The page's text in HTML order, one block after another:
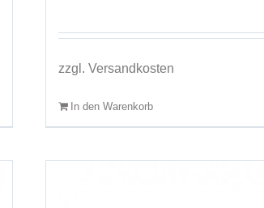
zzgl.Versandkosten
In den Warenkorb